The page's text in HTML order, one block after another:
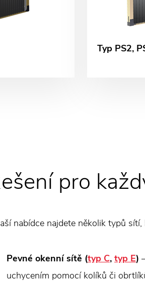
Typ PS2,
pro
nabídce najdete několik typů
Pevné okenní sítě (typ C, typ E)
uchycením pomocí kolíků či